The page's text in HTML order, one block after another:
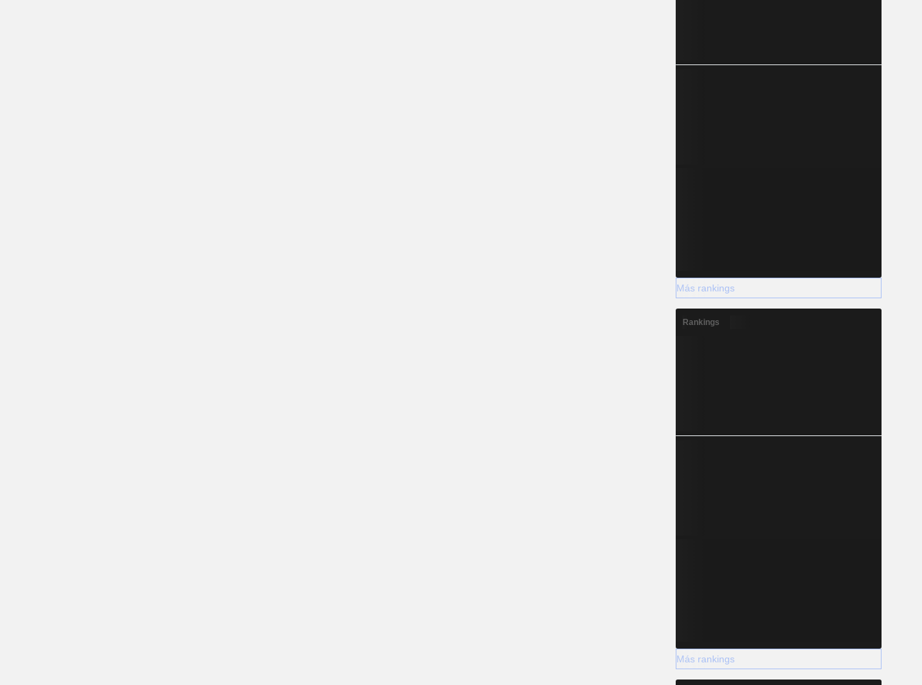
Más rankings
Rankings
Más rankings